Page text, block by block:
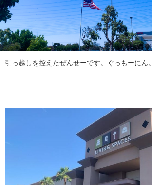
引っ越しを控えたぜんせーです。ぐっもーにん。